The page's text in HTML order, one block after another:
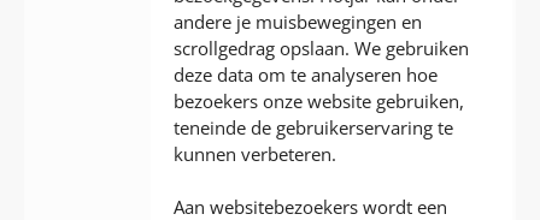
andere je muisbewegingen en
scrollgedrag opslaan. We gebruiken
deze data om te analyseren hoe
bezoekers onze website gebruiken,
teneinde de gebruikerservaring te
kunnen verbeteren.
Aan websitebezoekers wordt een